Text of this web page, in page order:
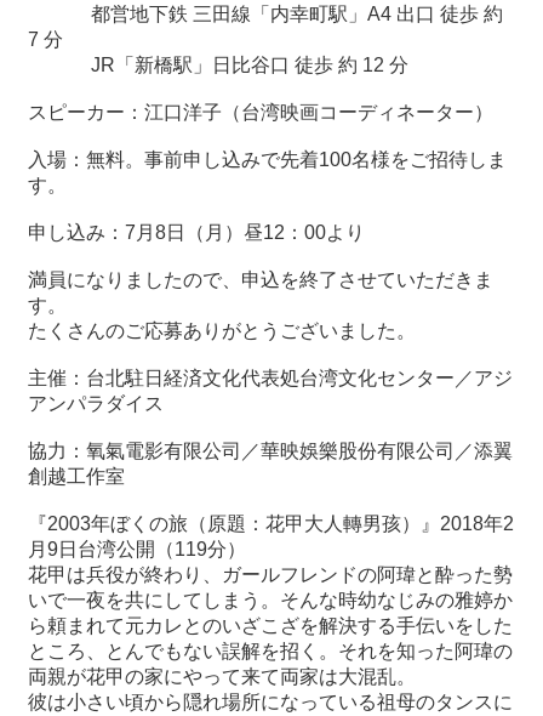
リ
ホ
ー
イ
ト
マ
プ
都営地下鉄 三田線「内幸町駅」A4 出口 徒歩 約
7 分
JR「新橋駅」日比谷口 徒歩 約 12 分
スピーカー：江口洋子（台湾映画コーディネーター）
入場：無料。事前申し込みで先着100名様をご招待しま
す。
申し込み： 7 月 8日（月）昼12 ： 00より
満員になりましたので、申込を終了させていただきま
す。
たくさんのご応募ありがとうございました。
主催：台北駐日経済文化代表処台湾文化センター／アジ
アンパラダイス
協力：氧氣電影有限公司／華映娛樂股份有限公司／添翼
創越工作室
『2003年ぼくの旅（原題：花甲大人轉男孩）』 2018年2
月 9日台湾公開（119分）
花甲は兵役が終わり、ガールフレンドの阿瑋と酔った勢
いで一夜を共にしてしまう。そんな時幼なじみの雅婷か
ら頼まれて元カレとのいざこざを解決する手伝いをした
ところ、とんでもない誤解を招く。それを知った阿瑋の
両親が花甲の家にやって来て両家は大混乱。
彼は小さい頃から隠れ場所になっている祖母のタンスに